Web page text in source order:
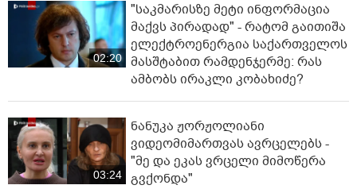
02:20
"საკმარისზე მეტი ინფორმაცია
მაქვს პირადად" - რატომ გაითიშა
ელექტროენერგია საქართველოს
მასშტაბით რამდენჯერმე: რას
ამბობს ირაკლი კობახიძე?
03:24
ნანუკა ჟორჟოლიანი
ვიდეომიმართვას ავრცელებს -
"მე და ეკას ვრცელი მიმოწერა
გვქონდა"